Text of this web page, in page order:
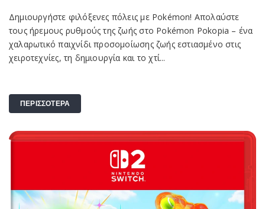
Δημιουργήστε φιλόξενες πόλεις με Pokémon! Απολαύστε
τους ήρεμους ρυθμούς της ζωής στο Pokémon Pokopia – ένα
χαλαρωτικό παιχνίδι προσομοίωσης ζωής εστιασμένο στις
χειροτεχνίες, τη δημιουργία και το χτί...
ΠΕΡΙΣΣΟΤΕΡΑ